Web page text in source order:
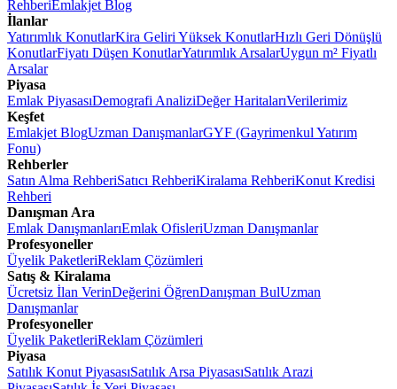
RehberiEmlakjet Blog
İlanlar
Yatırımlık KonutlarKira Geliri Yüksek KonutlarHızlı Geri Dönüşlü
KonutlarFiyatı Düşen KonutlarYatırımlık ArsalarUygun m² Fiyatlı
Arsalar
Piyasa
Emlak PiyasasıDemografi AnaliziDeğer HaritalarıVerilerimiz
Keşfet
Emlakjet BlogUzman DanışmanlarGYF (Gayrimenkul Yatırım
Fonu)
Rehberler
Satın Alma RehberiSatıcı RehberiKiralama RehberiKonut Kredisi
Rehberi
Danışman Ara
Emlak DanışmanlarıEmlak OfisleriUzman Danışmanlar
Profesyoneller
Üyelik PaketleriReklam Çözümleri
Satış & Kiralama
Ücretsiz İlan VerinDeğerini ÖğrenDanışman BulUzman
Danışmanlar
Profesyoneller
Üyelik PaketleriReklam Çözümleri
Piyasa
Satılık Konut PiyasasıSatılık Arsa PiyasasıSatılık Arazi